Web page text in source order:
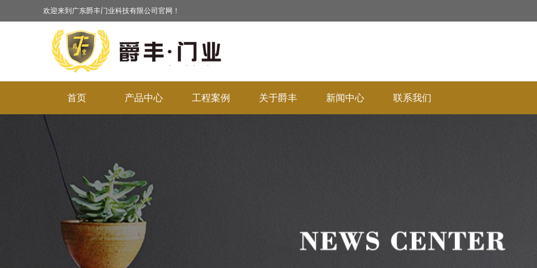
欢迎来到广东爵丰门业科技有限公司官网！
首页 产品中心 工程案例 关于爵丰 新闻中心 联系我们